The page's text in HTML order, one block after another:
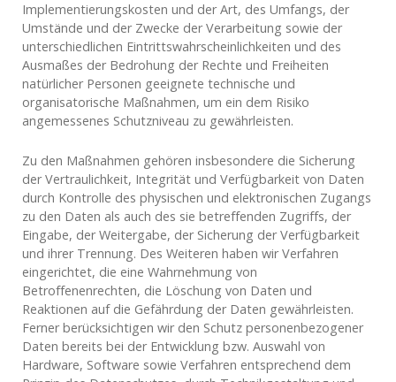
Implementierungskosten und der Art, des Umfangs, der
Umstände und der Zwecke der Verarbeitung sowie der
unterschiedlichen Eintrittswahrscheinlichkeiten und des
Ausmaßes der Bedrohung der Rechte und Freiheiten
natürlicher Personen geeignete technische und
organisatorische Maßnahmen, um ein dem Risiko
angemessenes Schutzniveau zu gewährleisten.
Zu den Maßnahmen gehören insbesondere die Sicherung
der Vertraulichkeit, Integrität und Verfügbarkeit von Daten
durch Kontrolle des physischen und elektronischen Zugangs
zu den Daten als auch des sie betreffenden Zugriffs, der
Eingabe, der Weitergabe, der Sicherung der Verfügbarkeit
und ihrer Trennung. Des Weiteren haben wir Verfahren
eingerichtet, die eine Wahrnehmung von
Betroffenenrechten, die Löschung von Daten und
Reaktionen auf die Gefährdung der Daten gewährleisten.
Ferner berücksichtigen wir den Schutz personenbezogener
Daten bereits bei der Entwicklung bzw. Auswahl von
Hardware, Software sowie Verfahren entsprechend dem